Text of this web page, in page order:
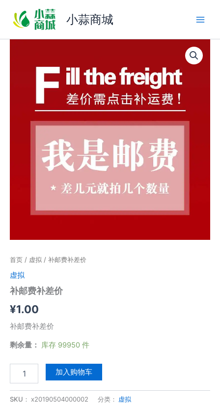
容
小蒜商城
首页 / 虚拟 / 补邮费补差价
虚拟
补邮费补差价
¥1.00
补邮费补差价
剩余量： 库存 99950 件
补
加入购物车
SKU： x20190504000002 分类： 虚拟